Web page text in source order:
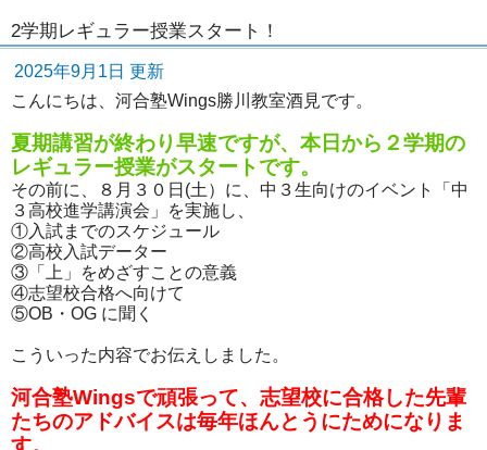
2学期レギュラー授業スタート！
2025年9月1日 更新
こんにちは、河合塾Wings勝川教室酒見です。
夏期講習が終わり早速ですが、本日から２学期の
レギュラー授業がスタートです。
その前に、８月３０日(土）に、中３生向けのイベント「中
３高校進学講演会」を実施し、
①入試までのスケジュール
②高校入試データー
③「上」をめざすことの意義
④志望校合格へ向けて
⑤OB・OG に聞く
こういった内容でお伝えしました。
河合塾Wingsで頑張って、志望校に合格した先輩
たちのアドバイスは毎年ほんとうにためになりま
す。